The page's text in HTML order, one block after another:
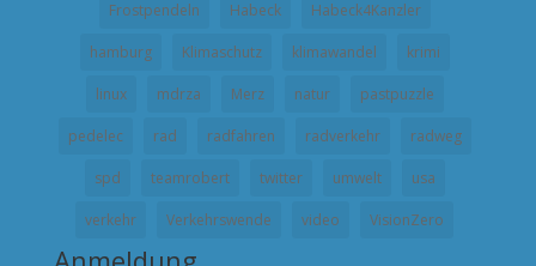
Frostpendeln Habeck Habeck4Kanzler
hamburg Klimaschutz klimawandel krimi
linux mdrza Merz natur pastpuzzle
pedelec rad radfahren radverkehr radweg
spd teamrobert twitter umwelt usa
verkehr Verkehrswende video VisionZero